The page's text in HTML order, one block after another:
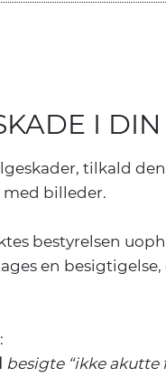
I
tilkald
billeder.
bestyrelsen
en
besigte “ikke